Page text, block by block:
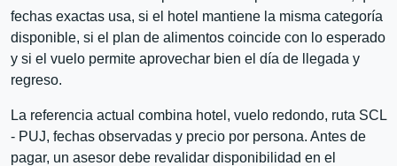
fechas exactas usa, si el hotel mantiene la misma categoría
disponible, si el plan de alimentos coincide con lo esperado
y si el vuelo permite aprovechar bien el día de llegada y
regreso.
La referencia actual combina hotel, vuelo redondo, ruta SCL
- PUJ, fechas observadas y precio por persona. Antes de
pagar, un asesor debe revalidar disponibilidad en el